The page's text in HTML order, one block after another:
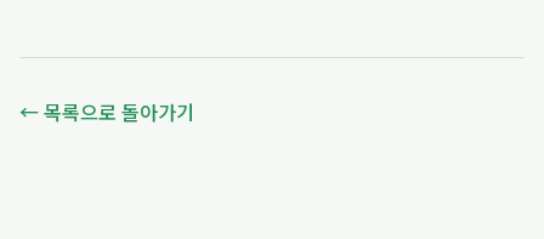
← 목록으로 돌아가기